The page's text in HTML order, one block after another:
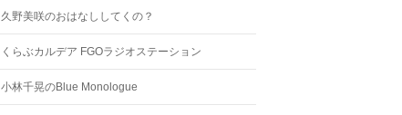
久野美咲のおはなししてくの？
くらぶカルデア FGOラジオステーション
小林千晃のBlue Monologue